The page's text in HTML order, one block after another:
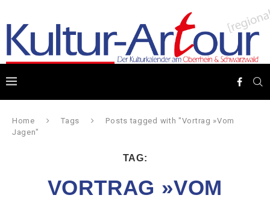
Home Tags
Posts tagged with "Vortrag »Vom
Jagen"
TAG:
VORTRAG »VOM